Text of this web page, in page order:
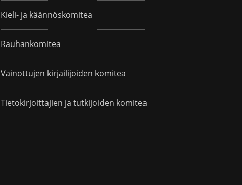
Kieli- ja käännöskomitea
Rauhankomitea
Vainottujen kirjailijoiden komitea
Tietokirjoittajien ja tutkijoiden komitea